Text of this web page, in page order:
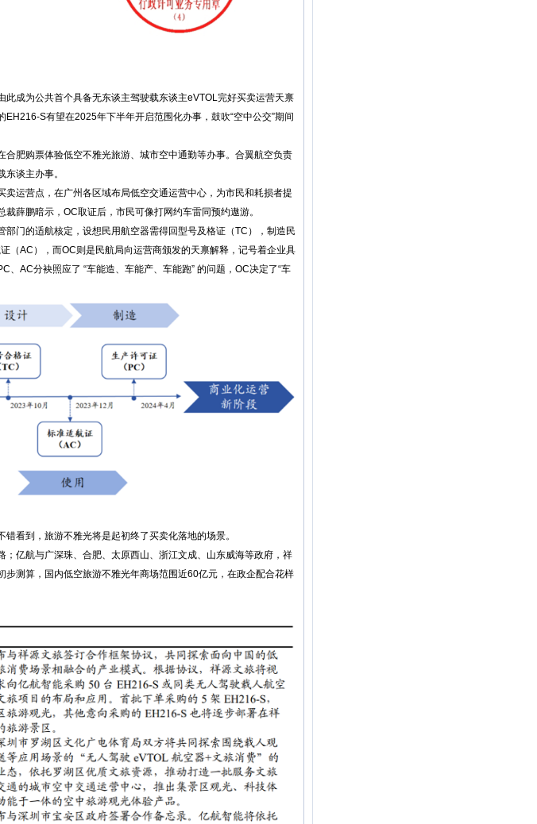
成为公共首个具备无东谈主驾驶载东谈主eVTOL完好买卖运营天禀
S有望在2025年下半年开启范围化办事，鼓吹“空中公交”期间
肥购票体验低空不雅光旅游、城市空中通勤等办事。合翼航空负责
谈主办事。
运营点，在广州各区域布局低空交通运营中心，为市民和耗损者提
薛鹏暗示，OC取证后，市民可像打网约车雷同预约遨游。
门的适航核定，设想民用航空器需得回型号及格证（TC），制造民
（AC），而OC则是民航局向运营商颁发的天禀解释，记号着企业具
AC分袂照应了 “车能造、车能产、车能跑” 的问题，OC决定了“车
到，旅游不雅光将是起初终了买卖化落地的场景。
亿航与广深珠、合肥、太原西山、浙江文成、山东威海等政府，祥
测算，国内低空旅游不雅光年商场范围近60亿元，在政企配合花样